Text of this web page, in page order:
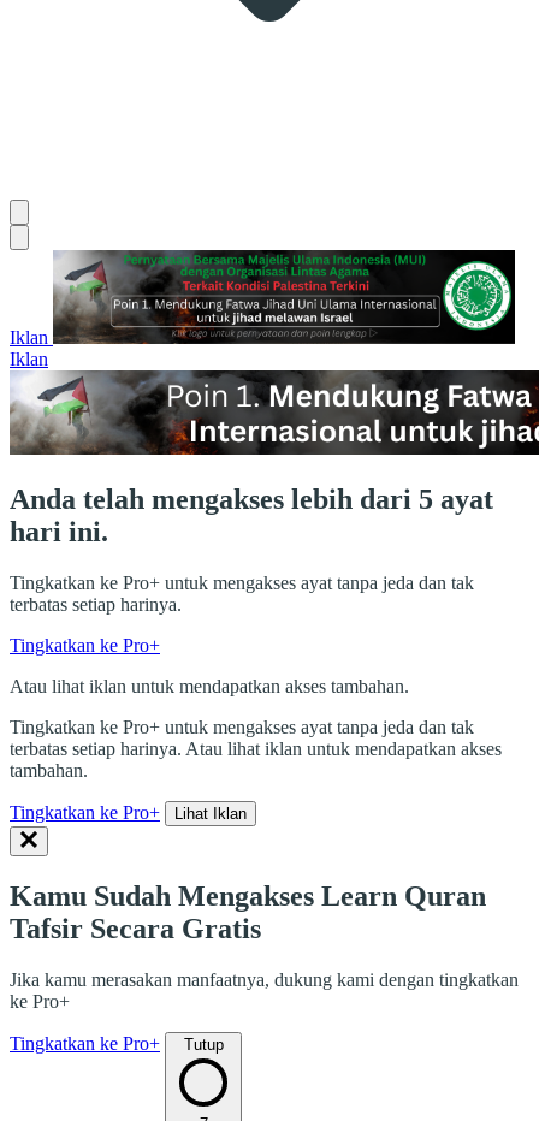
Iklan
Iklan
Anda telah mengakses lebih dari 5 ayat
hari ini.
Tingkatkan ke Pro+ untuk mengakses ayat tanpa jeda dan tak
terbatas setiap harinya.
Tingkatkan ke Pro+
Atau lihat iklan untuk mendapatkan akses tambahan.
Tingkatkan ke Pro+ untuk mengakses ayat tanpa jeda dan tak
terbatas setiap harinya. Atau lihat iklan untuk mendapatkan akses
tambahan.
Tingkatkan ke Pro+ Lihat Iklan
Kamu Sudah Mengakses Learn Quran
Tafsir Secara Gratis
Jika kamu merasakan manfaatnya, dukung kami dengan tingkatkan
ke Pro+
Tingkatkan ke Pro+ Tutup